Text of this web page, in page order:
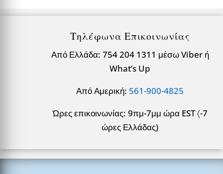
Τηλέφωνα Επικοινωνίας
Από Ελλάδα: 754 204 1311 μέσω Viber ή
What’s Up
Από Αμερική: 561-900-4825
Ώρες επικοινωνίας: 9πμ-7μμ ώρα EST 〈-7
ώρες Ελλάδας)